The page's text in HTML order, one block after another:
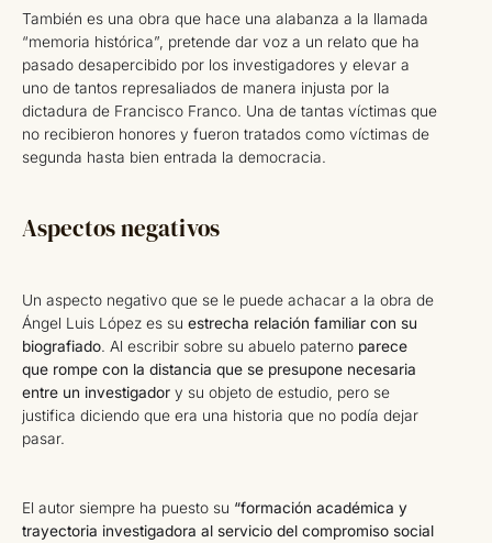
También es una obra que hace una alabanza a la llamada
“memoria histórica”, pretende dar voz a un relato que ha
pasado desapercibido por los investigadores y elevar a
uno de tantos represaliados de manera injusta por la
dictadura de Francisco Franco. Una de tantas víctimas que
no recibieron honores y fueron tratados como víctimas de
segunda hasta bien entrada la democracia.
Aspectos negativos
Un aspecto negativo que se le puede achacar a la obra de
Ángel Luis López es su estrecha relación familiar con su
biografiado. Al escribir sobre su abuelo paterno parece
que rompe con la distancia que se presupone necesaria
entre un investigador y su objeto de estudio, pero se
justifica diciendo que era una historia que no podía dejar
pasar.
El autor siempre ha puesto su “formación académica y
trayectoria investigadora al servicio del compromiso social